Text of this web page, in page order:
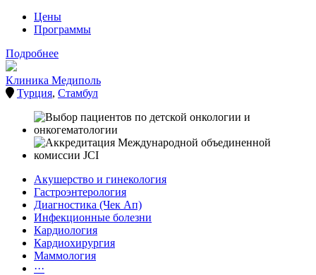
Цены
Программы
Подробнее
Клиника Медиполь
Турция, Стамбул
Акушерство и гинекология
Гастроэнтерология
Диагностика (Чек Ап)
Инфекционные болезни
Кардиология
Кардиохирургия
Маммология
···